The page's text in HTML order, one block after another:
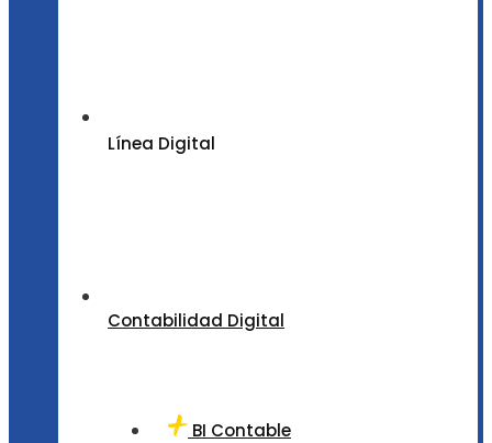
Línea Digital
Contabilidad Digital
BI Contable